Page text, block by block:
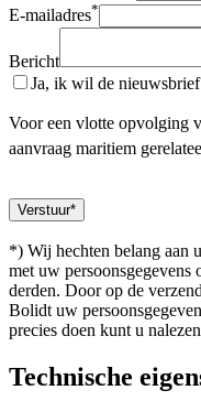
E-mailadres*
Bericht
Ja, ik wil de
Voor een vlotte opvolging
aanvraag maritiem
*) Wij hechten belang aan
met uw persoonsgegevens
derden. Door op de
Bolidt uw
precies doen kunt u
Technische